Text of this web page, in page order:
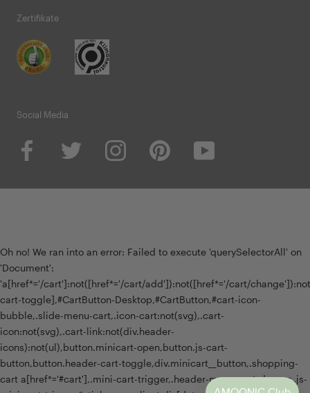
Zertifikate
Social Media
Oh no! We ran into an error: Failed to execute 'querySelectorAll' on
'Document':
'a[href*='/cart']:not([href*='/cart/add']):not([href*='/cart/
cart-toggle],#CartButton-Desktop,#CartButton,#cart-icon-
bubble,.slide-menu-cart,.icon-cart:not(svg),.cart-
icon:not(svg),.cart-link:not(div.header-
icons):not(ul),button.minicart-open,button.js-cart-
button,button.header-cart-toggle,div.minicart__button,.shopping-
cart a[href*='#cart'],.mini-cart-trigger,.header-menu-cart-drawer,.js-